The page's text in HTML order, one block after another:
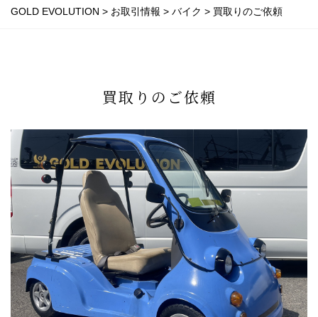
GOLD EVOLUTION > お取引情報 > バイク > 買取りのご依頼
買取りのご依頼